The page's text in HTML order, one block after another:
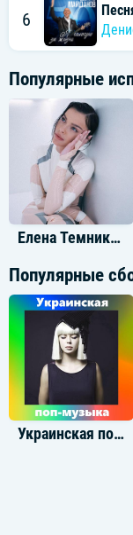
6
Популярные
Елена Темникова
Популярные
Украинская поп-музыка